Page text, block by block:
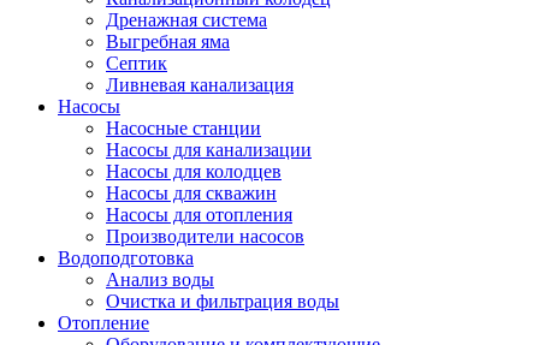
Дренажная система
Выгребная яма
Септик
Ливневая канализация
Насосы
Насосные станции
Насосы для канализации
Насосы для колодцев
Насосы для скважин
Насосы для отопления
Производители насосов
Водоподготовка
Анализ воды
Очистка и фильтрация воды
Отопление